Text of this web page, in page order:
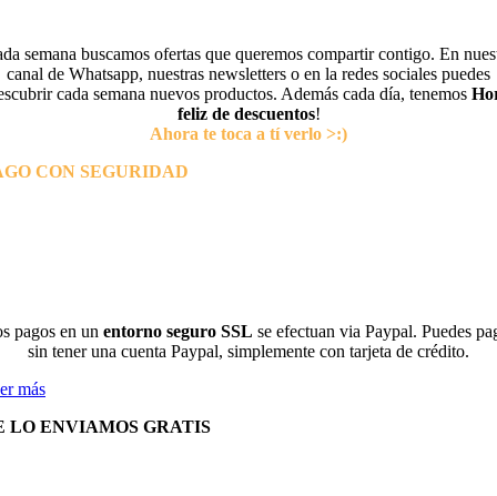
semana buscamos ofertas que queremos compartir contigo. En
canal de Whatsapp, nuestras newsletters o en la redes sociales puedes
cada semana nuevos productos. Además cada día, tenemos
feliz de descuentos!
Ahora te toca a tí verlo >:)
CON SEGURIDAD
pagos en un entorno seguro SSL se efectuan via Paypal. Puedes
sin tener una cuenta Paypal, simplemente con tarjeta de crédito.
más
LO ENVIAMOS GRATIS